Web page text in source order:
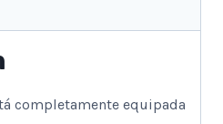
completamente equipada